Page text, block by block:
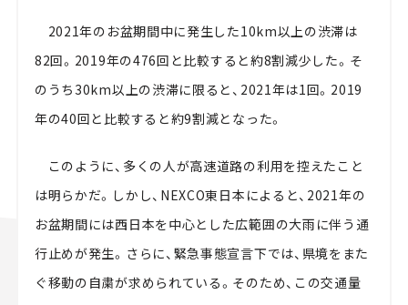
2021年のお盆期間中に発生した10km以上の渋滞は
82回。2019年の476回と比較すると約8割減少した。そ
のうち30km以上の渋滞に限ると、2021年は1回。2019
年の40回と比較すると約9割減となった。
このように、多くの人が高速道路の利用を控えたこと
は明らかだ。しかし、NEXCO東日本によると、2021年の
お盆期間には西日本を中心とした広範囲の大雨に伴う通
行止めが発生。さらに、緊急事態宣言下では、県境をまた
ぐ移動の自粛が求められている。そのため、この交通量